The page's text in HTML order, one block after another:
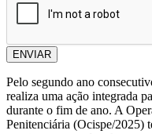
ENVIAR
Pelo segundo ano
realiza uma ação integrada
durante o fim de ano. A
Penitenciária (Ocispe/2025)